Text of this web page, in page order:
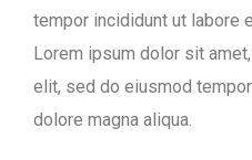
tempor incididunt ut labore
Lorem ipsum dolor sit
elit, sed do eiusmod
dolore magna aliqua.